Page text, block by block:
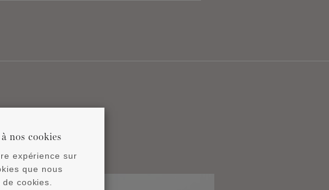
nos cookies
expérience sur
que nous
cookies.